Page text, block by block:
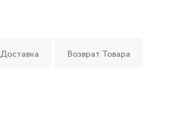
Доставка Возврат Товара